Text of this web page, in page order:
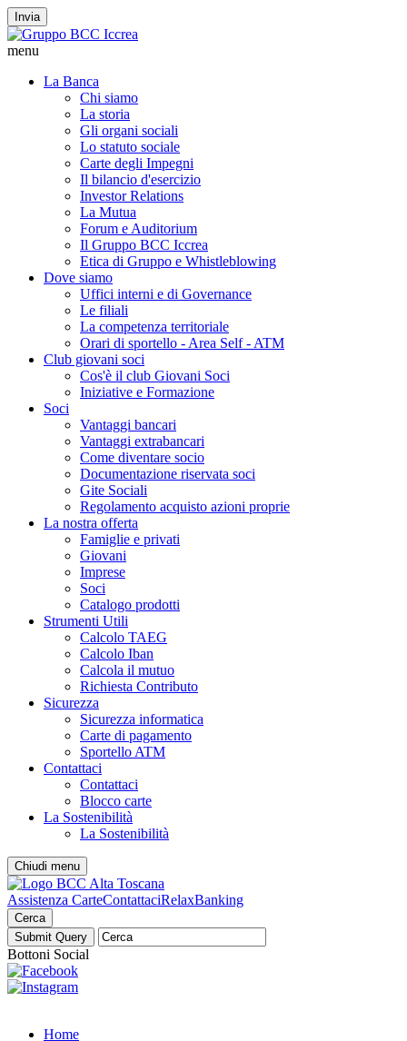
Invia
menu
La Banca
Chi siamo
La storia
Gli organi sociali
Lo statuto sociale
Carte degli Impegni
Il bilancio d'esercizio
Investor Relations
La Mutua
Forum e Auditorium
Il Gruppo BCC Iccrea
Etica di Gruppo e Whistleblowing
Dove siamo
Uffici interni e di Governance
Le filiali
La competenza territoriale
Orari di sportello - Area Self - ATM
Club giovani soci
Cos'è il club Giovani Soci
Iniziative e Formazione
Soci
Vantaggi bancari
Vantaggi extrabancari
Come diventare socio
Documentazione riservata soci
Gite Sociali
Regolamento acquisto azioni proprie
La nostra offerta
Famiglie e privati
Giovani
Imprese
Soci
Catalogo prodotti
Strumenti Utili
Calcolo TAEG
Calcolo Iban
Calcola il mutuo
Richiesta Contributo
Sicurezza
Sicurezza informatica
Carte di pagamento
Sportello ATM
Contattaci
Contattaci
Blocco carte
La Sostenibilità
La Sostenibilità
Chiudi menu
Assistenza CarteContattaciRelaxBanking
Cerca
Bottoni Social
Home